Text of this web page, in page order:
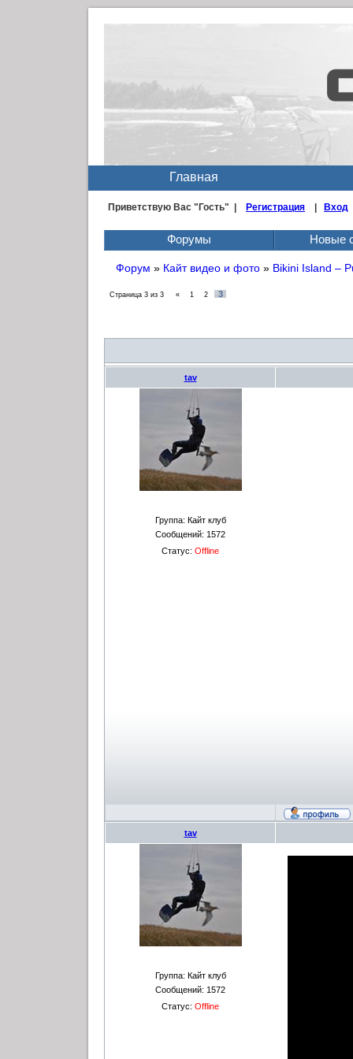
Главная
Приветствую Вас "Гость" | Регистрация Вход
Форумы Новые
Форум » Кайт видео и фото » Bikini Island –
Страница 3 из 3 « 1 2 3
tav
Группа: Кайт клуб
Сообщений: 1572
Статус: Offline
tav
Группа: Кайт клуб
Сообщений: 1572
Статус: Offline